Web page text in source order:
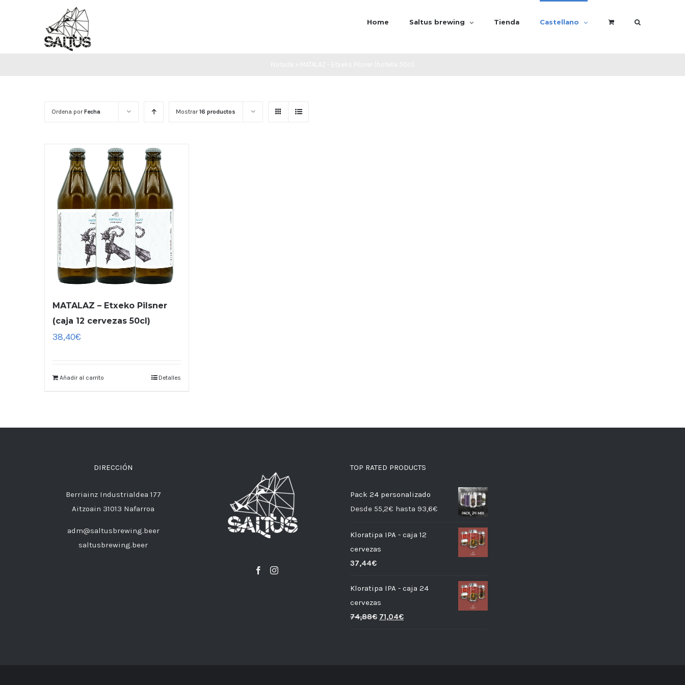
Home Saltus brewing Tienda Castellano
Ordena porFecha Mostrar16 productos
MATALAZ – Etxeko Pilsner
(caja 12 cervezas 50cl)
38,40€
Añadir al carrito Detalles
DIRECCIÓN
Berriainz Industrialdea 177
Aitzoain 31013 Nafarroa
adm@saltusbrewing.beer
saltusbrewing.beer
TOP RATED PRODUCTS
Pack 24 personalizado
Desde 55,2€ hasta 93,6€
Kloratipa IPA - caja 12
cervezas
37,44€
Kloratipa IPA - caja 24
cervezas
74,88€ 71,04€